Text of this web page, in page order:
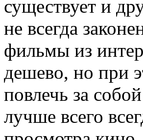
существует и
не всегда
фильмы из
дешево, но при
повлечь за
лучше всего